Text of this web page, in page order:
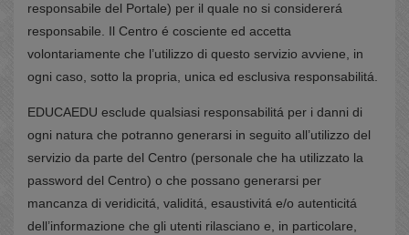
responsabile del Portale) per il quale no si considererá
responsabile. Il Centro é cosciente ed accetta
volontariamente che l’utilizzo di questo servizio avviene, in
ogni caso, sotto la propria, unica ed esclusiva responsabilitá.
EDUCAEDU esclude qualsiasi responsabilitá per i danni di
ogni natura che potranno generarsi in seguito all’utilizzo del
servizio da parte del Centro (personale che ha utilizzato la
password del Centro) o che possano generarsi per
mancanza di veridicitá, validitá, esaustivitá e/o autenticitá
dell’informazione che gli utenti rilasciano e, in particolare,